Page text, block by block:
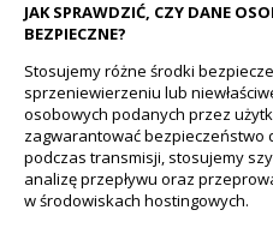
JAK SPRAWDZIĆ, CZY DANE
BEZPIECZNE?
Stosujemy różne środki
sprzeniewierzeniu lub
osobowych podanych przez
zagwarantować bezpieczeństwo
podczas transmisji, stosujemy
analizę przepływu oraz
w środowiskach hostingowych.